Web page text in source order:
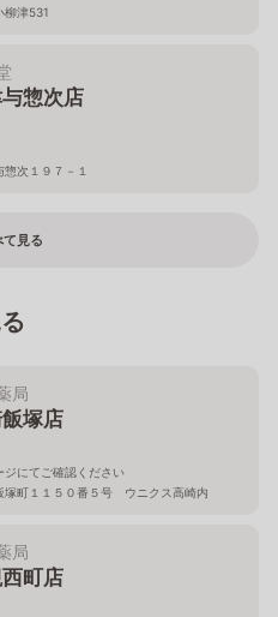
柳津531
惣次店
次１９７－１
て見る
局
塚店
ジにてご確認ください
塚町１１５０番５号 ウニクス高崎内
局
町店